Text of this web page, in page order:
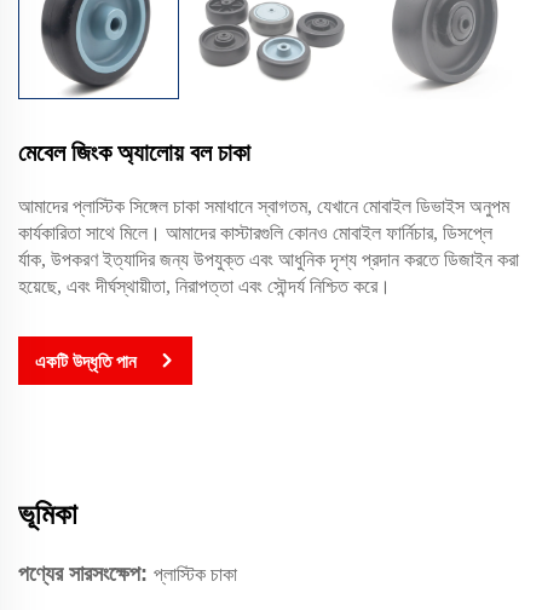
মেবেল জিংক অ্যালোয় বল চাকা
আমাদের প্লাস্টিক সিঙ্গেল চাকা সমাধানে স্বাগতম, যেখানে মোবাইল ডিভাইস অনুপম
কার্যকারিতা সাথে মিলে। আমাদের কাস্টারগুলি কোনও মোবাইল ফার্নিচার, ডিসপ্লে
র্যাক, উপকরণ ইত্যাদির জন্য উপযুক্ত এবং আধুনিক দৃশ্য প্রদান করতে ডিজাইন করা
হয়েছে, এবং দীর্ঘস্থায়ীতা, নিরাপত্তা এবং সৌন্দর্য নিশ্চিত করে।
একটি উদ্ধৃতি পান
ভূমিকা
পণ্যের সারসংক্ষেপ: প্লাস্টিক চাকা